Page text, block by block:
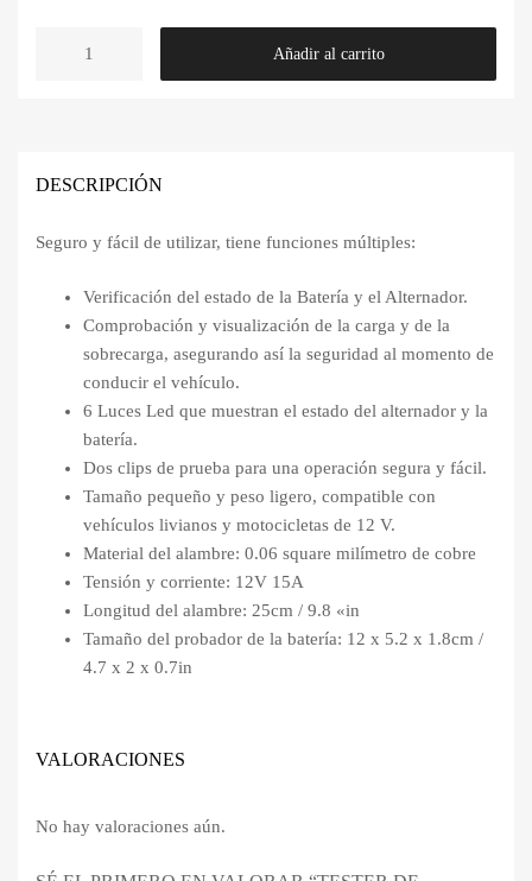
original
Bs.220.00.
precio
actual
Bs.180.00.
cantidad
Añadir al carrito
DESCRIPCIÓN
Seguro y fácil de utilizar, tiene funciones múltiples:
Verificación del estado de la Batería y el Alternador.
Comprobación y visualización de la carga y de la
sobrecarga, asegurando así la seguridad al momento de
conducir el vehículo.
6 Luces Led que muestran el estado del alternador y la
batería.
Dos clips de prueba para una operación segura y fácil.
Tamaño pequeño y peso ligero, compatible con
vehículos livianos y motocicletas de 12 V.
Material del alambre: 0.06 square milímetro de cobre
Tensión y corriente: 12V 15A
Longitud del alambre: 25cm / 9.8 «in
Tamaño del probador de la batería: 12 x 5.2 x 1.8cm /
4.7 x 2 x 0.7in
VALORACIONES
No hay valoraciones aún.